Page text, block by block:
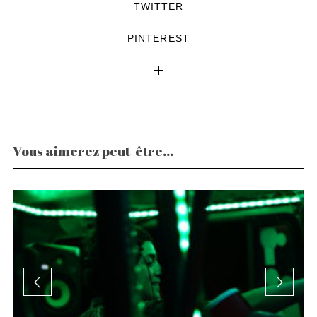
TWITTER
PINTEREST
Vous aimerez peut-être...